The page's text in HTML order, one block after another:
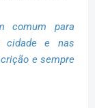
comum para
cidade e nas
e sempre